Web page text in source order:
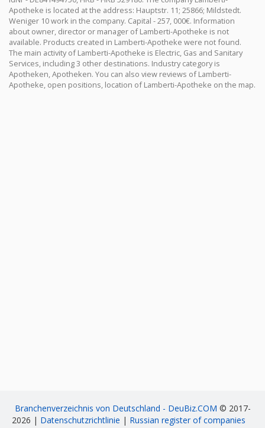
Apotheke is located at the address: Hauptstr. 11; 25866; Mildstedt.
Weniger 10 work in the company. Capital - 257, 000€. Information
about owner, director or manager of Lamberti-Apotheke is not
available. Products created in Lamberti-Apotheke were not found.
The main activity of Lamberti-Apotheke is Electric, Gas and Sanitary
Services, including 3 other destinations. Industry category is
Apotheken, Apotheken. You can also view reviews of Lamberti-
Apotheke, open positions, location of Lamberti-Apotheke on the map.
Branchenverzeichnis von Deutschland - DeuBiz.COM © 2017-
2026 | Datenschutzrichtlinie | Russian register of companies